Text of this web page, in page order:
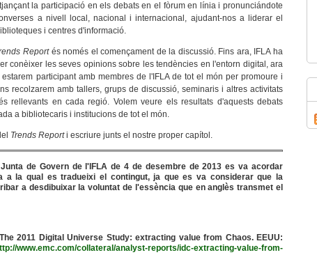
la participació en els debats en el fòrum en línia i pronunciándote
a nivell local, nacional i internacional, ajudant-nos a liderar el
i centres d'informació.
Reportés només el començament de la discussió. Fins ara, IFLA ha
conèixer les seves opinions sobre les tendències en l'entorn digital, ara
participant amb membres de l'IFLA de tot el món per promoure i
recolzarem amb tallers, grups de discussió, seminaris i altres activitats
rellevants en cada regió. Volem veure els resultats d'aquests debats
a bibliotecaris i institucions de tot el món.
Trends Reporti escriure junts el nostre proper capítol.
de Govern de l'IFLA de 4 de desembre de 2013 es va acordar
a la qual es tradueixi el contingut, ja que es va considerar que la
a desdibuixar la voluntat de l'essència que en anglès transmet el
2011 Digital Universe Study: extracting value from Chaos. EEUU:
www.emc.com/collateral/analyst-reports/idc-extracting-value-from-